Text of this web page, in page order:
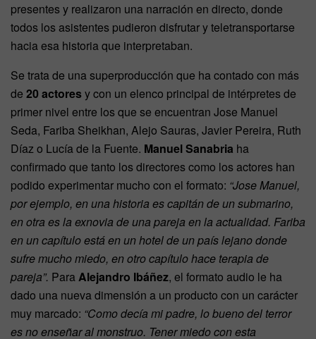
presentes y realizaron una narración en directo, donde
todos los asistentes pudieron disfrutar y teletransportarse
hacia esa historia que interpretaban.
Se trata de una superproducción que ha contado con más
de 20 actores y con un elenco principal de intérpretes de
primer nivel entre los que se encuentran Jose Manuel
Seda, Fariba Sheikhan, Alejo Sauras, Javier Pereira, Ruth
Díaz o Lucía de la Fuente. Manuel Sanabria ha
confirmado que tanto los directores como los actores han
podido experimentar mucho con el formato: “Jose Manuel,
por ejemplo, en una historia es capitán de un submarino,
en otra es la exnovia de una pareja en la actualidad. Fariba
en un capítulo está en un hotel de un país lejano donde
sufre mucho miedo, en otro capítulo hace terapia de
pareja”. ParaAlejandro Ibáñez, el formato audio le ha
dado una nueva dimensión a un producto con un carácter
muy marcado: “Como decía mi padre, lo bueno del terror
es no enseñar al monstruo. Tener miedo con esta